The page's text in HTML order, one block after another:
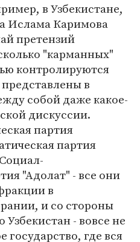
в Узбекистане,
Ислама Каримова
претензий
"карманных"
контролируются
в
собой даже какое-
дискуссии.
партия
партия
"Адолат" - все они
в
и со стороны
Узбекистан - вовсе не
государство, где вся